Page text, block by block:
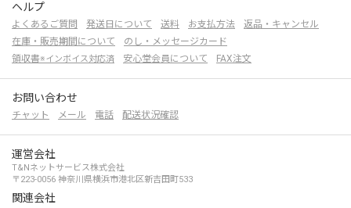
ヘルプ
よくあるご質問 発送日について 送料 お支払方法
返品・キャンセル
在庫・販売期間について
のし・メッセージカード
領収書※インボイス対応済 安心堂会員について FAX注文
お問い合わせ
チャット メール 電話 配送状況確認
運営会社
T&Nネットサービス株式会社
〒223-0056 神奈川県横浜市港北区新吉田町533
関連会社